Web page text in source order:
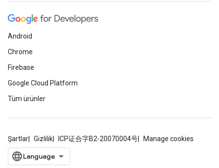
Android
Chrome
Firebase
Google Cloud Platform
Tüm ürünler
Şartlar Gizlilik ICP证合字B2-20070004号 Manage cookies